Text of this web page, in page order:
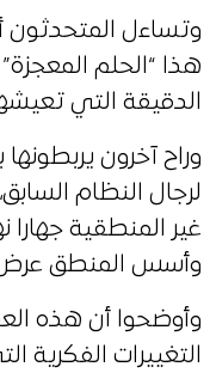
وتساءل
هذا “الحلم
الدقيقة التي تعيشها
وراح آخرون يربطونها
لرجال النظام
غير المنطقية جهارا
وأسس المنطق عرض
وأوضحوا أن هذه
التغييرات الفكرية